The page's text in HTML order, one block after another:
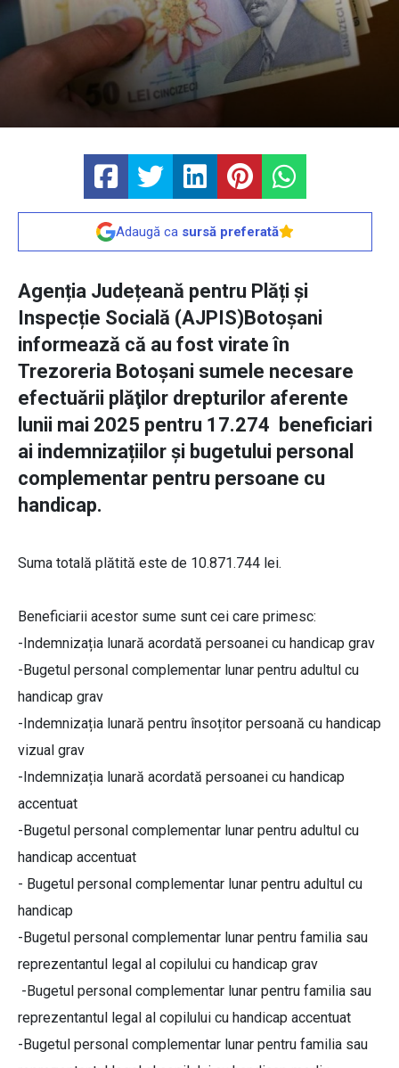
Adaugă ca sursă preferată
Agenția Județeană pentru Plăți și
Inspecție Socială (AJPIS)Botoșani
informează că au fost virate în
Trezoreria Botoșani sumele necesare
efectuării plăţilor drepturilor aferente
lunii mai 2025 pentru 17.274 beneficiari
ai indemnizațiilor și bugetului personal
complementar pentru persoane cu
handicap.
Suma totală plătită este de 10.871.744 lei.
Beneficiarii acestor sume sunt cei care primesc:
-Indemnizația lunară acordată persoanei cu handicap grav
-Bugetul personal complementar lunar pentru adultul cu
handicap grav
-Indemnizația lunară pentru însoțitor persoană cu handicap
vizual grav
-Indemnizația lunară acordată persoanei cu handicap
accentuat
-Bugetul personal complementar lunar pentru adultul cu
handicap accentuat
- Bugetul personal complementar lunar pentru adultul cu
handicap
-Bugetul personal complementar lunar pentru familia sau
reprezentantul legal al copilului cu handicap grav
-Bugetul personal complementar lunar pentru familia sau
reprezentantul legal al copilului cu handicap accentuat
-Bugetul personal complementar lunar pentru familia sau